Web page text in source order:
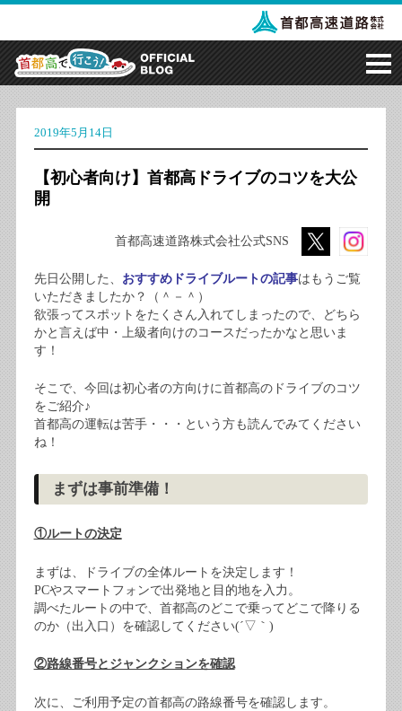
2019年5月14日
【初心者向け】首都高ドライブのコツを大公
開
首都高速道路株式会社公式SNS
先日公開した、 おすすめドライブルートの記事はもうご覧
いただきましたか？（＾－＾）
欲張ってスポットをたくさん入れてしまったので、どちら
かと言えば中・上級者向けのコースだったかなと思いま
す！
そこで、今回は初心者の方向けに首都高のドライブのコツ
をご紹介♪
首都高の運転は苦手・・・という方も読んでみてください
ね！
まずは事前準備！
①ルートの決定
まずは、ドライブの全体ルートを決定します！
PCやスマートフォンで出発地と目的地を入力。
調べたルートの中で、首都高のどこで乗ってどこで降りる
のか（出入口）を確認してください(´▽｀)
②路線番号とジャンクションを確認
次に、ご利用予定の首都高の路線番号を確認します。